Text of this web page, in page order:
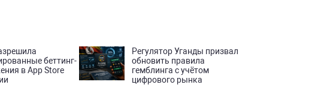
беттинг-
в App Store
Регулятор Уганды призвал
обновить правила
гемблинга с учётом
цифрового рынка